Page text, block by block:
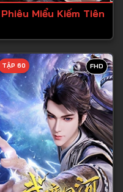
Phiêu Miểu Kiếm Tiên
FHD
TẬP 60